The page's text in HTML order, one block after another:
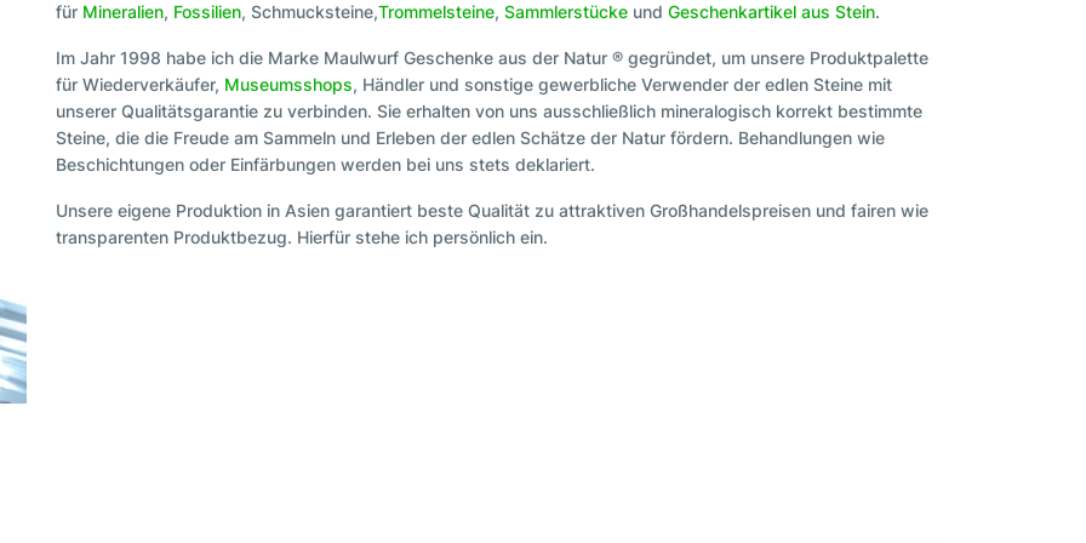
für Mineralien, Fossilien, Schmucksteine,Trommelsteine, Sammlerstücke und Geschenkartikel aus Stein.
Im Jahr 1998 habe ich die Marke Maulwurf Geschenke aus der Natur ® gegründet, um unsere Produktpalette
für Wiederverkäufer, Museumsshops, Händler und sonstige gewerbliche Verwender der edlen Steine mit
unserer Qualitätsgarantie zu verbinden. Sie erhalten von uns ausschließlich mineralogisch korrekt bestimmte
Steine, die die Freude am Sammeln und Erleben der edlen Schätze der Natur fördern. Behandlungen wie
Beschichtungen oder Einfärbungen werden bei uns stets deklariert.
Unsere eigene Produktion in Asien garantiert beste Qualität zu attraktiven Großhandelspreisen und fairen wie
transparenten Produktbezug. Hierfür stehe ich persönlich ein.